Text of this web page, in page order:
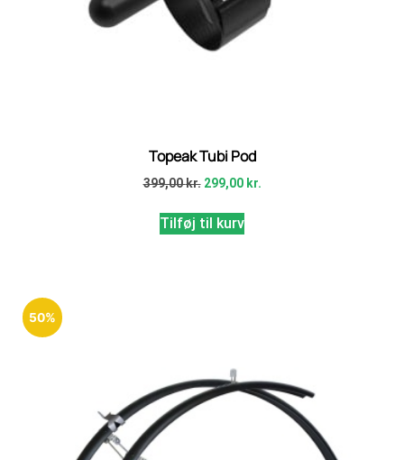
Topeak Tubi Pod
399,00kr. 299,00 kr.
Tilføj til kurv
50%